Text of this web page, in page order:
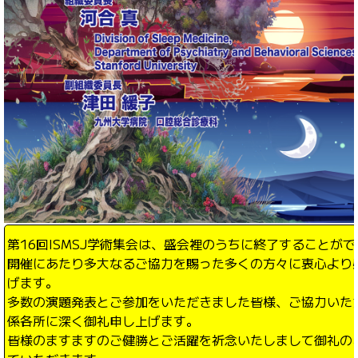
第16回ISMSJ学術集会は、盛会裡のうちに終了することが
開催にあたり多大なるご協力を賜った多くの方々に衷心より
げます。
多数の演題発表とご参加をいただきました皆様、ご協力いた
係各所に深く御礼申し上げます。
皆様のますますのご健勝とご活躍を祈念いたしまして御礼の